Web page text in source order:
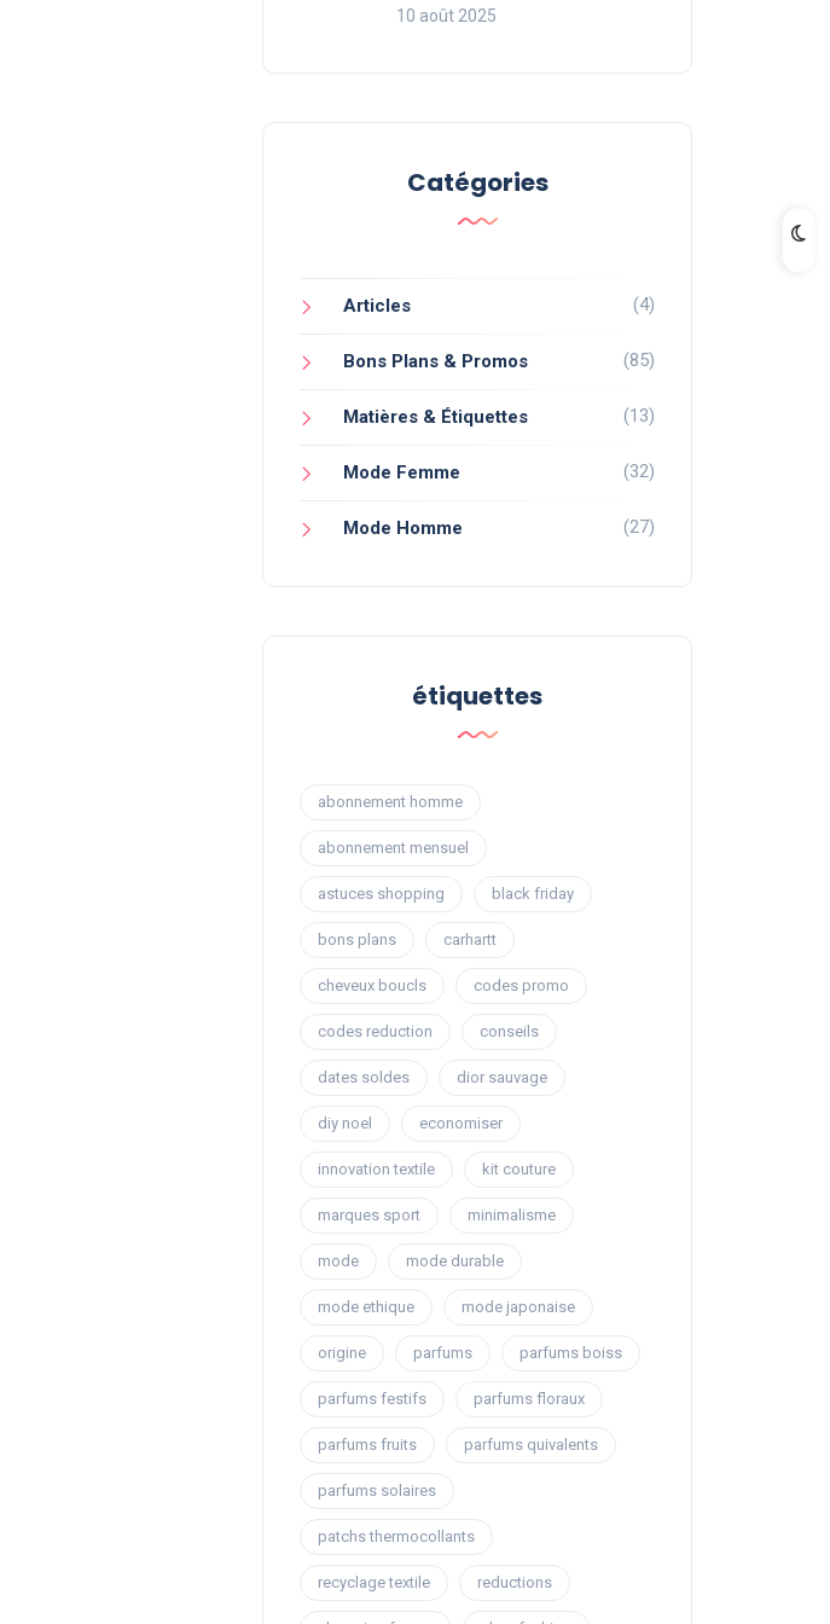
10 août 2025
Catégories
Articles (4)
Bons Plans & Promos (85)
Matières & Étiquettes (13)
Mode Femme (32)
Mode Homme (27)
étiquettes
abonnement homme
abonnement mensuel
astuces shopping black friday
bons plans carhartt
cheveux boucls codes promo
codes reduction conseils
dates soldes dior sauvage
diy noel economiser
innovation textile kit couture
marques sport minimalisme
mode mode durable
mode ethique mode japonaise
origine parfums parfums boiss
parfums festifs parfums floraux
parfums fruits parfums quivalents
parfums solaires
patchs thermocollants
recyclage textile reductions